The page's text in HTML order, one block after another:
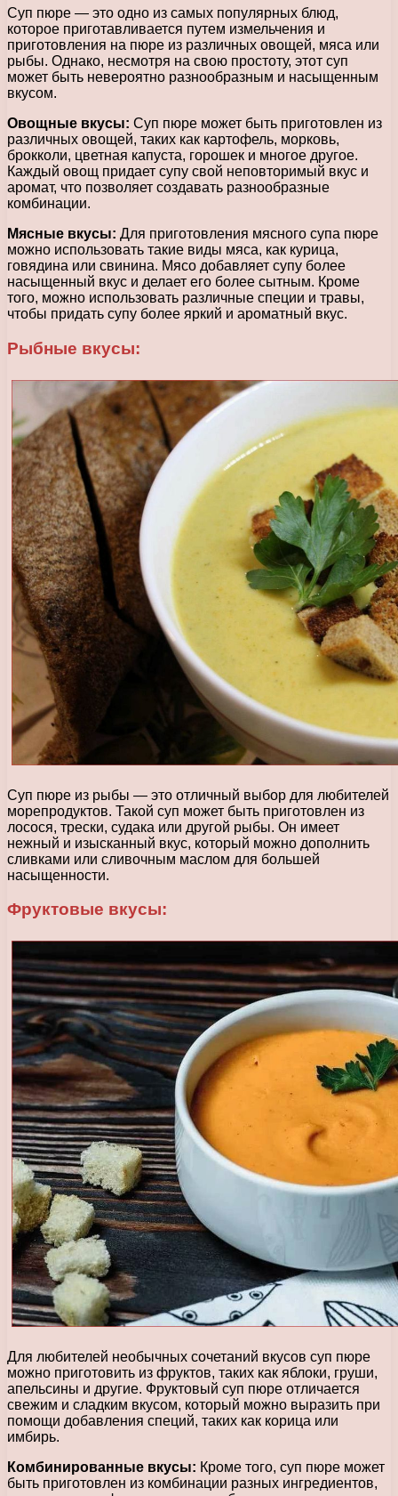
Суп пюре — это одно из самых популярных блюд,
которое приготавливается путем измельчения и
приготовления на пюре из различных овощей, мяса или
рыбы. Однако, несмотря на свою простоту, этот суп
может быть невероятно разнообразным и насыщенным
вкусом.
Овощные вкусы: Суп пюре может быть приготовлен из
различных овощей, таких как картофель, морковь,
брокколи, цветная капуста, горошек и многое другое.
Каждый овощ придает супу свой неповторимый вкус и
аромат, что позволяет создавать разнообразные
комбинации.
Мясные вкусы: Для приготовления мясного супа пюре
можно использовать такие виды мяса, как курица,
говядина или свинина. Мясо добавляет супу более
насыщенный вкус и делает его более сытным. Кроме
того, можно использовать различные специи и травы,
чтобы придать супу более яркий и ароматный вкус.
Рыбные вкусы:
Суп пюре из рыбы — это отличный выбор для любителей
морепродуктов. Такой суп может быть приготовлен из
лосося, трески, судака или другой рыбы. Он имеет
нежный и изысканный вкус, который можно дополнить
сливками или сливочным маслом для большей
насыщенности.
Фруктовые вкусы:
Для любителей необычных сочетаний вкусов суп пюре
можно приготовить из фруктов, таких как яблоки, груши,
апельсины и другие. Фруктовый суп пюре отличается
свежим и сладким вкусом, который можно выразить при
помощи добавления специй, таких как корица или
имбирь.
Комбинированные вкусы: Кроме того, суп пюре может
быть приготовлен из комбинации разных ингредиентов,